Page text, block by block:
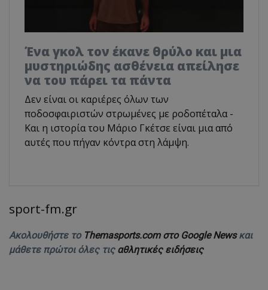
Ένα γκολ τον έκανε θρύλο και μια
μυστηριώδης ασθένεια απείλησε
να του πάρει τα πάντα
Δεν είναι οι καριέρες όλων των
ποδοσφαιριστών στρωμένες με ροδοπέταλα -
Και η ιστορία του Μάριο Γκέτσε είναι μια από
αυτές που πήγαν κόντρα στη λάμψη.
sport-fm.gr
Ακολουθήστε το Themasports.com στο Google Newsκαι
μάθετε πρώτοι όλες τις αθλητικές ειδήσεις